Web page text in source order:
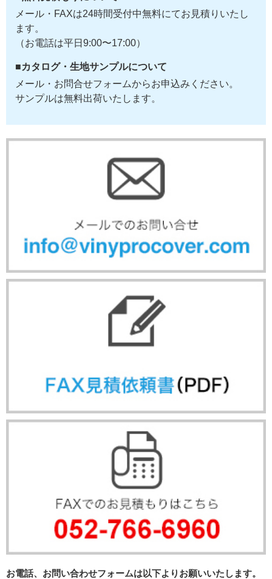
メール・FAXは24時間受付中無料にてお見積りいたし
ます。
（お電話は平日9:00〜17:00）
■カタログ・生地サンプルについて
メール・お問合せフォームからお申込みください。
サンプルは無料出荷いたします。
お電話、お問い合わせフォームは以下よりお願いいたします。